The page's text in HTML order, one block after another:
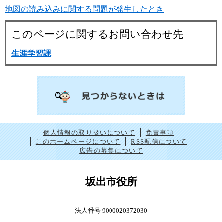
地図の読み込みに関する問題が発生したとき
このページに関するお問い合わせ先
生涯学習課
個人情報の取り扱いについて
免責事項
このホームページについて
RSS配信について
広告の募集について
坂出市役所
法人番号 9000020372030